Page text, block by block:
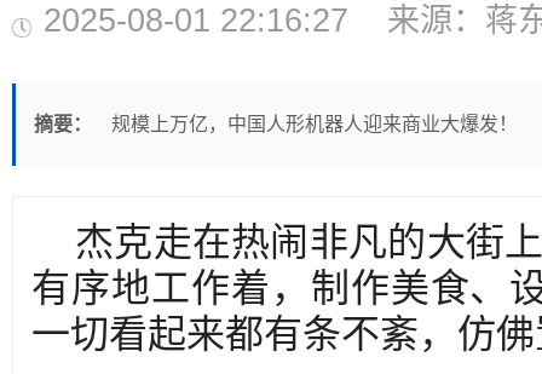
2025-08-01 22:16:27 来源：
摘要： 规模上万亿，中国人形机器人迎来商业大爆发！
杰克走在热闹非凡的大街
有序地工作着，制作美食、
一切看起来都有条不紊，仿